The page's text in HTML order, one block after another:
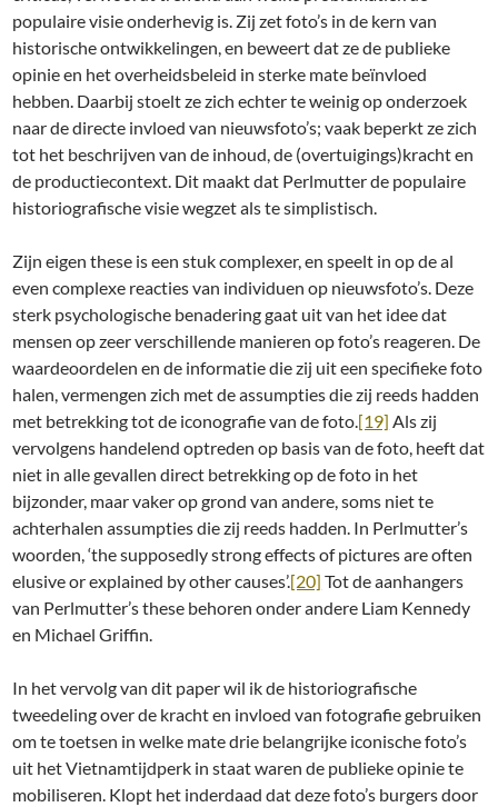
populaire visie onderhevig is. Zij zet foto’s in de kern van
historische ontwikkelingen, en beweert dat ze de publieke
opinie en het overheidsbeleid in sterke mate beïnvloed
hebben. Daarbij stoelt ze zich echter te weinig op onderzoek
naar de directe invloed van nieuwsfoto’s; vaak beperkt ze zich
tot het beschrijven van de inhoud, de (overtuigings)kracht en
de productiecontext. Dit maakt dat Perlmutter de populaire
historiografische visie wegzet als te simplistisch.
Zijn eigen these is een stuk complexer, en speelt in op de al
even complexe reacties van individuen op nieuwsfoto’s. Deze
sterk psychologische benadering gaat uit van het idee dat
mensen op zeer verschillende manieren op foto’s reageren. De
waardeoordelen en de informatie die zij uit een specifieke foto
halen, vermengen zich met de assumpties die zij reeds hadden
met betrekking tot de iconografie van de foto.[19] Als zij
vervolgens handelend optreden op basis van de foto, heeft dat
niet in alle gevallen direct betrekking op de foto in het
bijzonder, maar vaker op grond van andere, soms niet te
achterhalen assumpties die zij reeds hadden. In Perlmutter’s
woorden, ‘the supposedly strong effects of pictures are often
elusive or explained by other causes’.[20] Tot de aanhangers
van Perlmutter’s these behoren onder andere Liam Kennedy
en Michael Griffin.
In het vervolg van dit paper wil ik de historiografische
tweedeling over de kracht en invloed van fotografie gebruiken
om te toetsen in welke mate drie belangrijke iconische foto’s
uit het Vietnamtijdperk in staat waren de publieke opinie te
mobiliseren. Klopt het inderdaad dat deze foto’s burgers door